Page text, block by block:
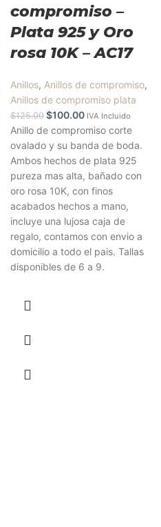
compromiso –
Plata 925 y Oro
rosa 10K – AC17
Anillos, Anillos de compromiso,
Anillos de compromiso plata
$125.00 $100.00 IVA Incluido
Anillo de compromiso corte
ovalado y su banda de boda.
Ambos hechos de plata 925
pureza mas alta, bañado con
oro rosa 10K, con finos
acabados hechos a mano,
incluye una lujosa caja de
regalo, contamos con envio a
domicilio a todo el pais. Tallas
disponibles de 6 a 9.